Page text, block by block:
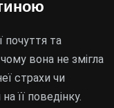
почуття та
вона не змігла
страхи чи
її поведінку.